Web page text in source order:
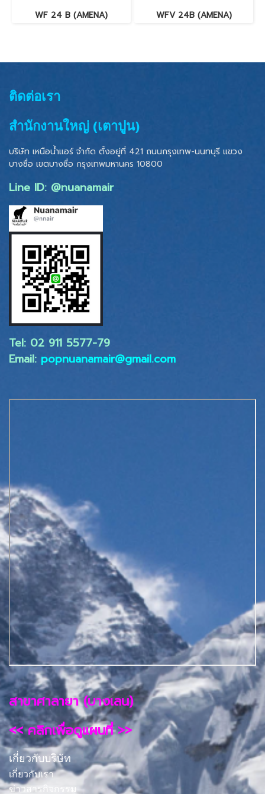
WF 24 B (AMENA) WFV 24B (AMENA)
ติดต่อเรา
สำนักงานใหญ่ (เตาปูน)
บริษัท เหนือน้ำแอร์ จำกัด ตั้งอยู่ที่ 421 ถนนกรุงเทพ-นนทบุรี แขวง
บางซื่อ เขตบางซื่อ กรุงเทพมหานคร 10800
Line ID: @nuanamair
Tel: 02 ​911 5577-79
Email: popnuanamair@gmail.com
สาขาศาลายา (บางเลน)
<< คลิกเพื่อดูแผนที่ >>
เกี่ยวกับบริษัท
เกี่ยวกับเรา
ข่าวสารกิจกรรม